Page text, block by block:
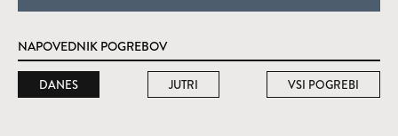
NAPOVEDNIK POGREBOV
DANES JUTRI VSI POGREBI